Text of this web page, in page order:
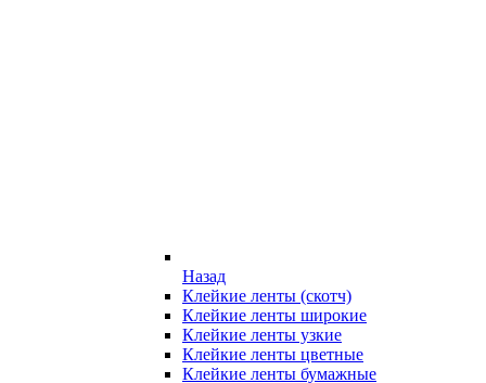
Назад
Клейкие ленты (скотч)
Клейкие ленты широкие
Клейкие ленты узкие
Клейкие ленты цветные
Клейкие ленты бумажные